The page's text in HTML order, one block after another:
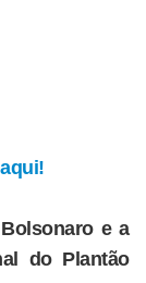
e a
do Plantão